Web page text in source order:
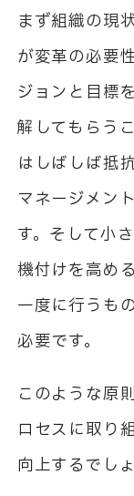
まず組織の現
が変革の必要
ジョンと目標
解してもらう
はしばしば抵
マネージメン
す。そして小
機付けを高め
一度に行うも
必要です。
このような原
ロセスに取り
向上するでしょ